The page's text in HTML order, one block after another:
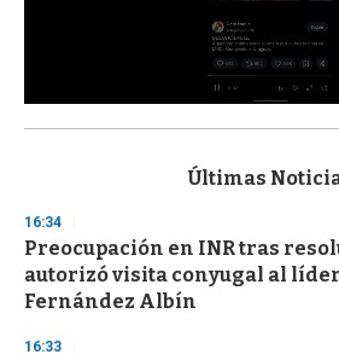
s
d
s
o
f
3
s
Últimas
16:34
Preocupación en INR tras
autorizó visita conyugal al
Fernández Albín
16:33